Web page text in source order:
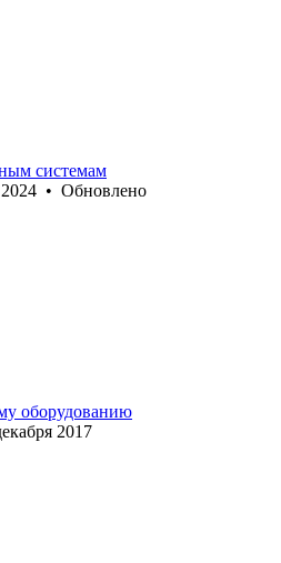
системам
• Обновлено
оборудованию
2017